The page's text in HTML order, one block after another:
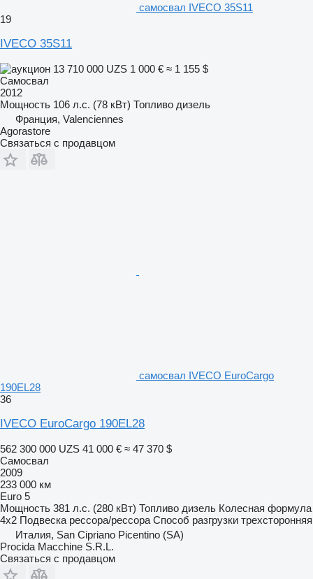
самосвал IVECO 35S11
19
IVECO 35S11
13 710 000 UZS 1 000 € ≈ 1 155 $
Самосвал
2012
Мощность 106 л.с. (78 кВт) Топливо дизель
Франция, Valenciennes
Agorastore
Связаться с продавцом
самосвал IVECO EuroCargo
190EL28
36
IVECO EuroCargo 190EL28
562 300 000 UZS 41 000 € ≈ 47 370 $
Самосвал
2009
233 000 км
Euro 5
Мощность 381 л.с. (280 кВт) Топливо дизель Колесная формула
4x2 Подвеска рессора/рессора Способ разгрузки трехсторонняя
Италия, San Cipriano Picentino (SA)
Procida Macchine S.R.L.
Связаться с продавцом